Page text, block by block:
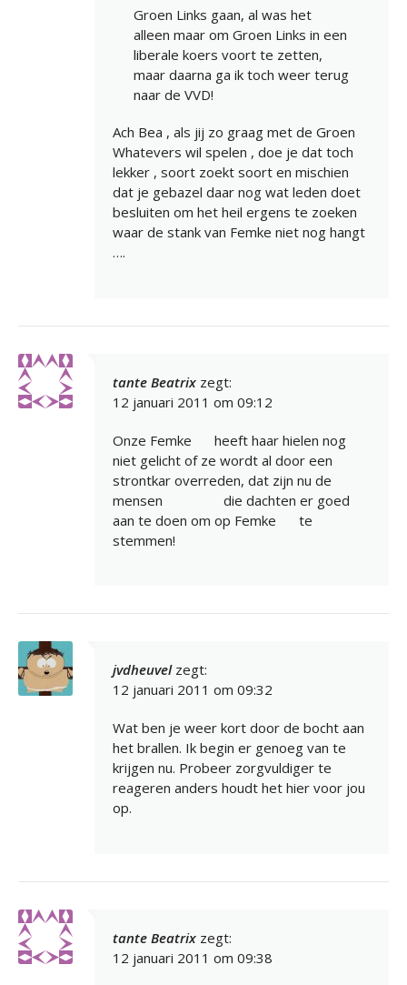
Groen Links gaan, al was het
alleen maar om Groen Links in een
liberale koers voort te zetten,
maar daarna ga ik toch weer terug
naar de VVD!
Ach Bea , als jij zo graag met de Groen
Whatevers wil spelen , doe je dat toch
lekker , soort zoekt soort en mischien
dat je gebazel daar nog wat leden doet
besluiten om het heil ergens te zoeken
waar de stank van Femke niet nog hangt
….
tante Beatrix zegt:
12 januari 2011 om 09:12
Onze Femke
heeft haar hielen nog
niet gelicht of ze wordt al door een
strontkar overreden, dat zijn nu de
mensen
die dachten er goed
aan te doen om op Femke
te
stemmen!
jvdheuvel zegt:
12 januari 2011 om 09:32
Wat ben je weer kort door de bocht aan
het brallen. Ik begin er genoeg van te
krijgen nu. Probeer zorgvuldiger te
reageren anders houdt het hier voor jou
op.
tante Beatrix zegt:
12 januari 2011 om 09:38